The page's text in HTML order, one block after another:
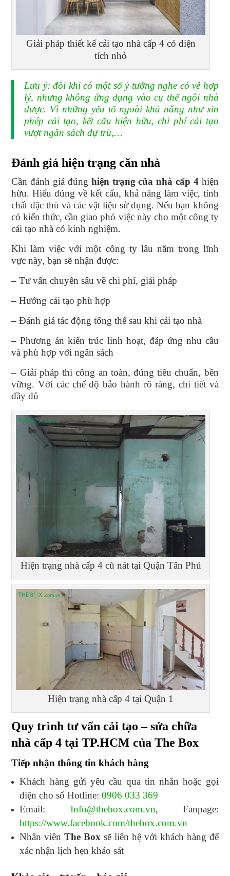
Giải pháp thiết kế cải tạo nhà cấp 4 có diện
tích nhỏ
Lưu ý: đôi khi có một số ý tưởng nghe có vẻ hợp
lý, nhưng không ứng dụng vào cụ thể ngôi nhà
được. Vì những yếu tố ngoài khả năng như xin
phép cải tạo, kết cấu hiện hữu, chi phí cải tạo
vượt ngân sách dự trù,…
Đánh giá hiện trạng căn nhà
Cần đánh giá đúng hiện trạng của nhà cấp 4hiện
hữu. Hiểu đúng về kết cấu, khả năng làm việc, tính
chất đặc thù và các vật liệu sử dụng. Nếu bạn không
có kiến thức, cần giao phó việc này cho một công ty
cải tạo nhà có kinh nghiệm.
Khi làm việc với một công ty lâu năm trong lĩnh
vực này, bạn sẽ nhận được:
– Tư vấn chuyên sâu về chi phí, giải pháp
– Hướng cải tạo phù hợp
– Đánh giá tác động tổng thể sau khi cải tạo nhà
– Phương án kiến trúc linh hoạt, đáp ứng nhu cầu
và phù hợp với ngân sách
– Giải pháp thi công an toàn, đúng tiêu chuẩn, bền
vững. Với các chế độ bảo hành rõ ràng, chi tiết và
đầy đủ
Hiện trạng nhà cấp 4 cũ nát tại Quận Tân Phú
Hiện trạng nhà cấp 4 tại Quận 1
Quy trình tư vấn cải tạo – sửa chữa
nhà cấp 4 tại TP.HCM của The Box
Tiếp nhận thông tin khách hàng
Khách hàng gửi yêu cầu qua tin nhắn hoặc gọi
điện cho số Hotline: 0906 033 369
Email: Info@thebox.com.vn, Fanpage:
https://www.facebook.com/thebox.com.vn
Nhân viênThe Box sẽ liên hệ với khách hàng để
xác nhận lịch hẹn khảo sát